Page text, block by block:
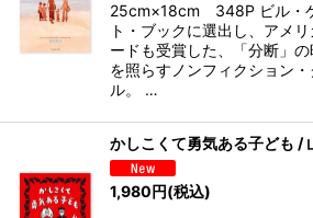
25cm×18cm 348P ビル・
ト・ブックに選出し、アメ
ードも受賞した、「分断」
を照らすノンフィクション
ル。 …
かしこくて勇気ある子ども /
1,980円(税込)